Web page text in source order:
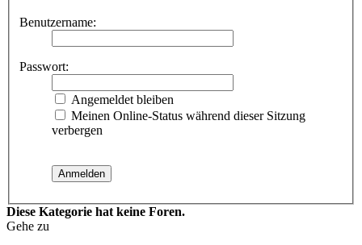
Benutzername:
Passwort:
Angemeldet bleiben
Meinen Online-Status während dieser Sitzung
verbergen
Diese Kategorie hat keine Foren.
Gehe zu